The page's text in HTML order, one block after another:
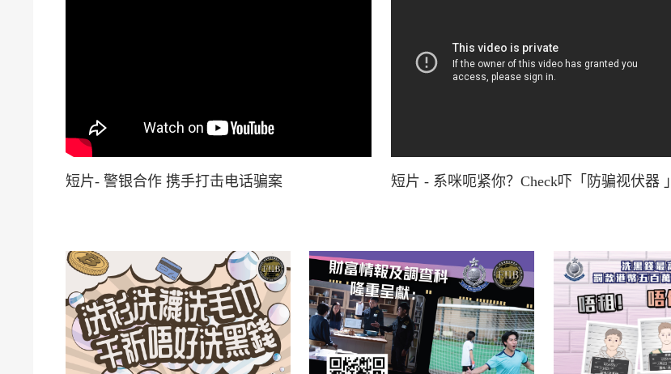
短片- 警银合作 携手打击电话骗案 短片 - 系咪呃紧你？Check吓「防骗视伏器 」